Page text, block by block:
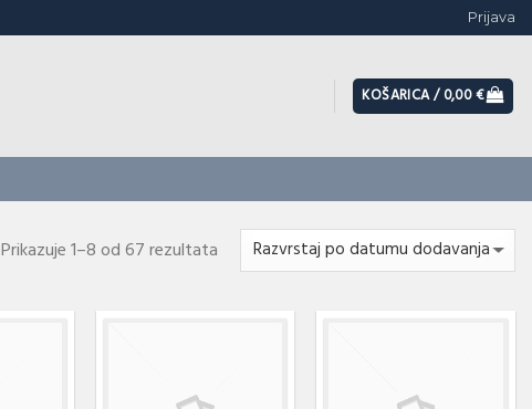
Prijava
KOŠARICA /0,00€
Prikazuje 1–8 od 67 rezultata